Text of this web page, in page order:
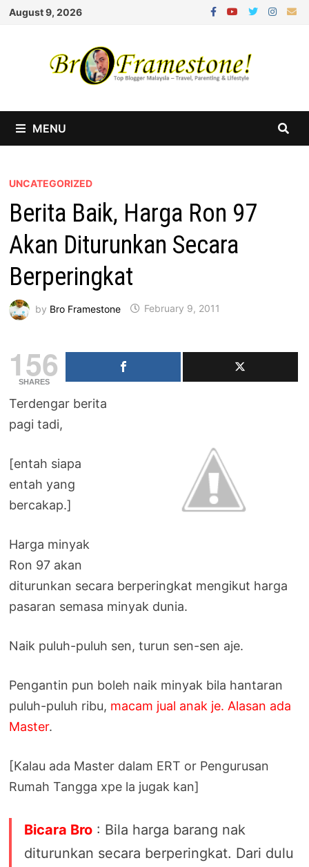
Skip
August 9, 2026
MENU
UNCATEGORIZED
Berita Baik, Harga Ron 97
Akan Diturunkan Secara
Berperingkat
by Bro Framestone February 9, 2011
156
SHARES
Terdengar berita
pagi tadi,
[entah siapa
entah yang
bercakap.]
Harga minyak
Ron 97 akan
diturunkan secara berperingkat mengikut harga
pasaran semasa minyak dunia.
Naik puluh-puluh sen, turun sen-sen aje.
Pengantin pun boleh naik minyak bila hantaran
puluh-puluh ribu, macam jual anak je. Alasan ada
Master.
[Kalau ada Master dalam ERT or Pengurusan
Rumah Tangga xpe la jugak kan]
Bicara Bro : Bila harga barang nak
diturunkan secara berperingkat. Dari dulu